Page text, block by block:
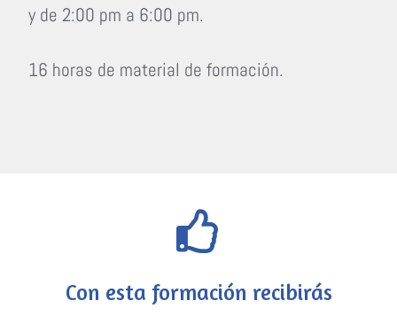
y de 2:00 pm a 6:00 pm.
16 horas de material de formación.
Con esta formación recibirás